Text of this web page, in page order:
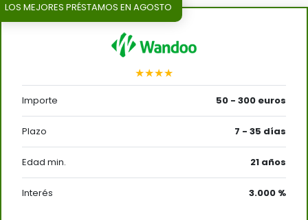
LOS MEJORES PRÉSTAMOS EN AGOSTO
★★★★
Importe 50 - 300 euros
Plazo 7 - 35 días
Edad min. 21 años
Interés 3.000 %